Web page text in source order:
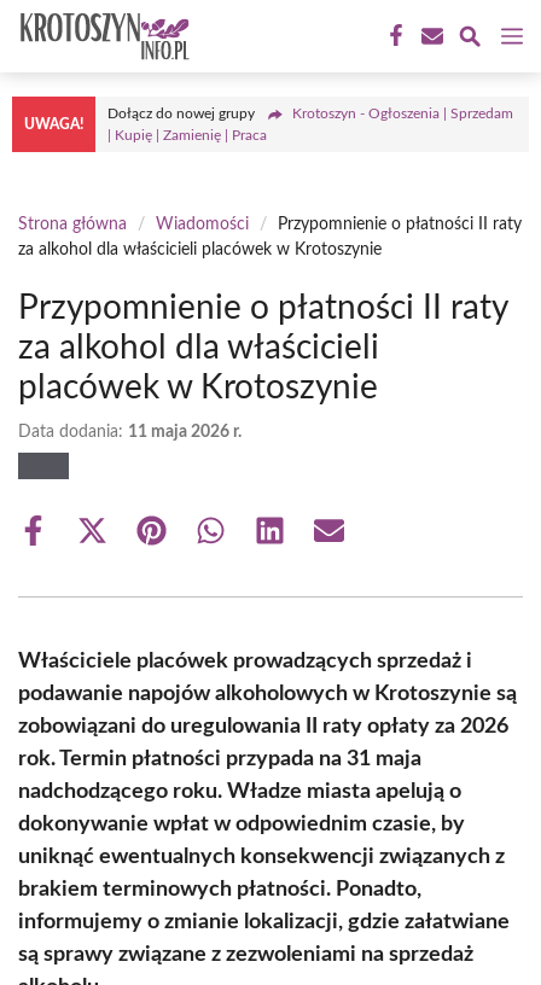
Przejdź
treści
UWAGA!
Dołącz do nowej grupy
Krotoszyn - Ogłoszenia | Sprzedam
| Kupię | Zamienię | Praca
Strona główna / Wiadomości /
Przypomnienie o płatności II raty
za alkohol dla właścicieli placówek w Krotoszynie
Przypomnienie o płatności II raty
za alkohol dla właścicieli
placówek w Krotoszynie
Data dodania: 11 maja 2026 r.
Share
Share
(Twitter)
Share Share Share Share
Właściciele placówek prowadzących sprzedaż i
podawanie napojów alkoholowych w Krotoszynie są
zobowiązani do uregulowania II raty opłaty za 2026
rok. Termin płatności przypada na 31 maja
nadchodzącego roku. Władze miasta apelują o
dokonywanie wpłat w odpowiednim czasie, by
uniknąć ewentualnych konsekwencji związanych z
brakiem terminowych płatności. Ponadto,
informujemy o zmianie lokalizacji, gdzie załatwiane
są sprawy związane z zezwoleniami na sprzedaż